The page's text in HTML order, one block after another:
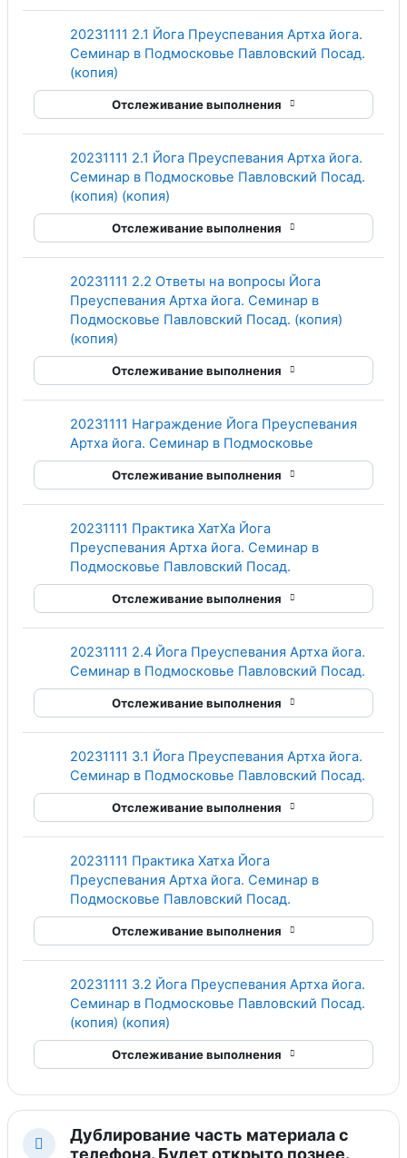
20231111 2.1 Йога Преуспевания Артха йога.
Семинар в Подмосковье Павловский Посад.
(копия)
Отслеживание выполнения
20231111 2.1 Йога Преуспевания Артха йога.
Семинар в Подмосковье Павловский Посад.
(копия) (копия)
Отслеживание выполнения
20231111 2.2 Ответы на вопросы Йога
Преуспевания Артха йога. Семинар в
Подмосковье Павловский Посад. (копия)
(копия)
Отслеживание выполнения
20231111 Награждение Йога Преуспевания
Артха йога. Семинар в Подмосковье
Отслеживание выполнения
20231111 Практика ХатХа Йога
Преуспевания Артха йога. Семинар в
Подмосковье Павловский Посад.
Отслеживание выполнения
20231111 2.4 Йога Преуспевания Артха йога.
Семинар в Подмосковье Павловский Посад.
Отслеживание выполнения
20231111 3.1 Йога Преуспевания Артха йога.
Семинар в Подмосковье Павловский Посад.
Отслеживание выполнения
20231111 Практика Хатха Йога
Преуспевания Артха йога. Семинар в
Подмосковье Павловский Посад.
Отслеживание выполнения
20231111 3.2 Йога Преуспевания Артха йога.
Семинар в Подмосковье Павловский Посад.
(копия) (копия)
Отслеживание выполнения
Свернуть
Дублирование часть материала с
телефона. Будет открыто познее.